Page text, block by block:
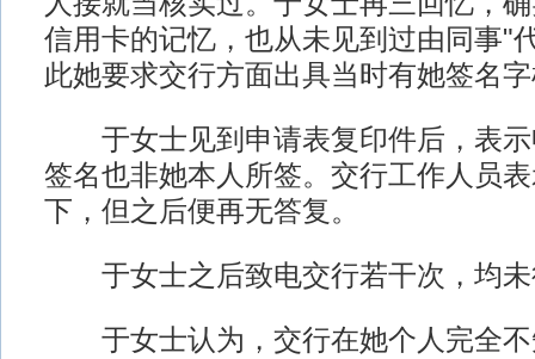
信用卡的记忆，也从未见到过由同事"
此她要求交行方面出具当时有她签名
于女士见到申请表复印件后，表示
签名也非她本人所签。交行工作人员
下，但之后便再无答复。
于女士之后致电交行若干次，均未
于女士认为，交行在她个人完全不